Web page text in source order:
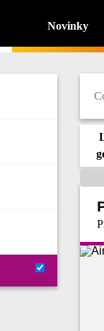
Novinky